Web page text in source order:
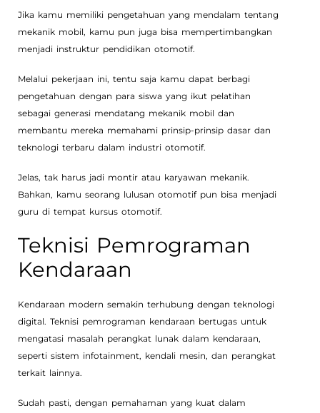
Jika kamu memiliki pengetahuan yang mendalam tentang
mekanik mobil, kamu pun juga bisa mempertimbangkan
menjadi instruktur pendidikan otomotif.
Melalui pekerjaan ini, tentu saja kamu dapat berbagi
pengetahuan dengan para siswa yang ikut pelatihan
sebagai generasi mendatang mekanik mobil dan
membantu mereka memahami prinsip-prinsip dasar dan
teknologi terbaru dalam industri otomotif.
Jelas, tak harus jadi montir atau karyawan mekanik.
Bahkan, kamu seorang lulusan otomotif pun bisa menjadi
guru di tempat kursus otomotif.
Teknisi Pemrograman
Kendaraan
Kendaraan modern semakin terhubung dengan teknologi
digital. Teknisi pemrograman kendaraan bertugas untuk
mengatasi masalah perangkat lunak dalam kendaraan,
seperti sistem infotainment, kendali mesin, dan perangkat
terkait lainnya.
Sudah pasti, dengan pemahaman yang kuat dalam